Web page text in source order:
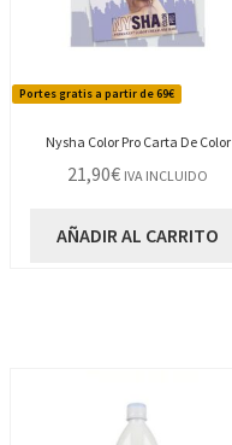
Portes gratis a partir de 69€
Nysha Color Pro Carta De Color
21,90€ IVA INCLUIDO
AÑADIR AL CARRITO